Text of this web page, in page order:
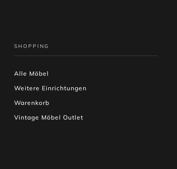
SHOPPING
Alle Möbel
Weitere Einrichtungen
Warenkorb
Vintage Möbel Outlet